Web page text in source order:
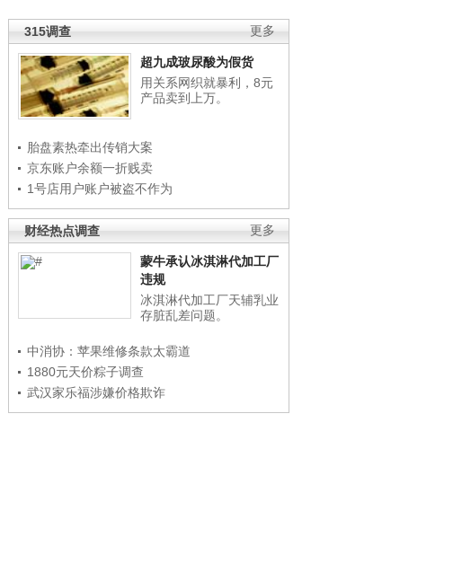
更多
315调查
超九成玻尿酸为假货
用关系网织就暴利，8元
产品卖到上万。
胎盘素热牵出传销大案
京东账户余额一折贱卖
1号店用户账户被盗不作为
更多
财经热点调查
蒙牛承认冰淇淋代加工厂
违规
冰淇淋代加工厂天辅乳业
存脏乱差问题。
中消协：苹果维修条款太霸道
1880元天价粽子调查
武汉家乐福涉嫌价格欺诈